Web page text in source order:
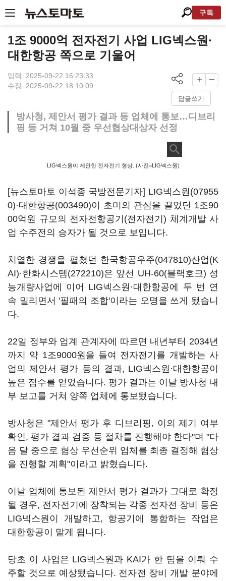
구독
1조 9000억 전자전기 사업 LIG넥스원·
대한항공 쪽으로 기울어
입력: 2025-09-22 16:23:33
수정: 2025-09-22 18:10:09
답글쓰기
방사청, 제안서 평가 결과 등 업체에 통보…디브리
핑 등 거쳐 10월 중 우선협상대상자 선정
LIG넥스원이 제안한 전자전기 형상. (사진=LIG넥스원)
[뉴스토마토 이석종 국방전문기자] LIG넥스원(07955
0)·대한항공(003490)이 초미의 관심을 끌었던 1조90
00억원 규모의 전자전항공기(전자전기) 체계개발 사
업 수주전의 승자가 될 것으로 보입니다.
치열한 경쟁을 펼쳤던 한국항공우주(047810)산업(K
AI)·한화시스템(272210)은 앞선 UH-60(블랙호크) 성
능개량사업에 이어 LIG넥스원·대한항공에 두 번 연
속 밀리면서 '필패의 조합'이라는 오명을 쓰게 됐습니
다.
22일 정부와 업계 관계자에 따르면 내년부터 2034년
까지 약 1조9000원을 들여 전자전기를 개발하는 사
업의 제안서 평가 등의 결과, LIG넥스원·대한항공이
높은 점수를 얻었습니다. 평가 결과는 이날 방사청 내
부 보고를 거쳐 양쪽 업체에 통보됐습니다.
방사청은 "제안서 평가 후 디브리핑, 이의 제기 여부
확인, 평가 결과 검증 등 절차를 진행해야 한다"며 "다
음 달 중으로 협상 우선순위 업체를 최종 결정해 협상
을 진행할 계획"이라고 밝혔습니다.
이날 업체에 통보된 제안서 평가 결과가 그대로 확정
될 경우, 전자전기에 장착되는 각종 전자전 장비 등은
LIG넥스원이 개발하고, 항공기에 통합하는 작업은
대한항공이 맡게 됩니다.
당초 이 사업은 LIG넥스원과 KAI가 한 팀을 이뤄 수
주할 것으로 예상됐습니다. 전자전 장비 개발 분야에